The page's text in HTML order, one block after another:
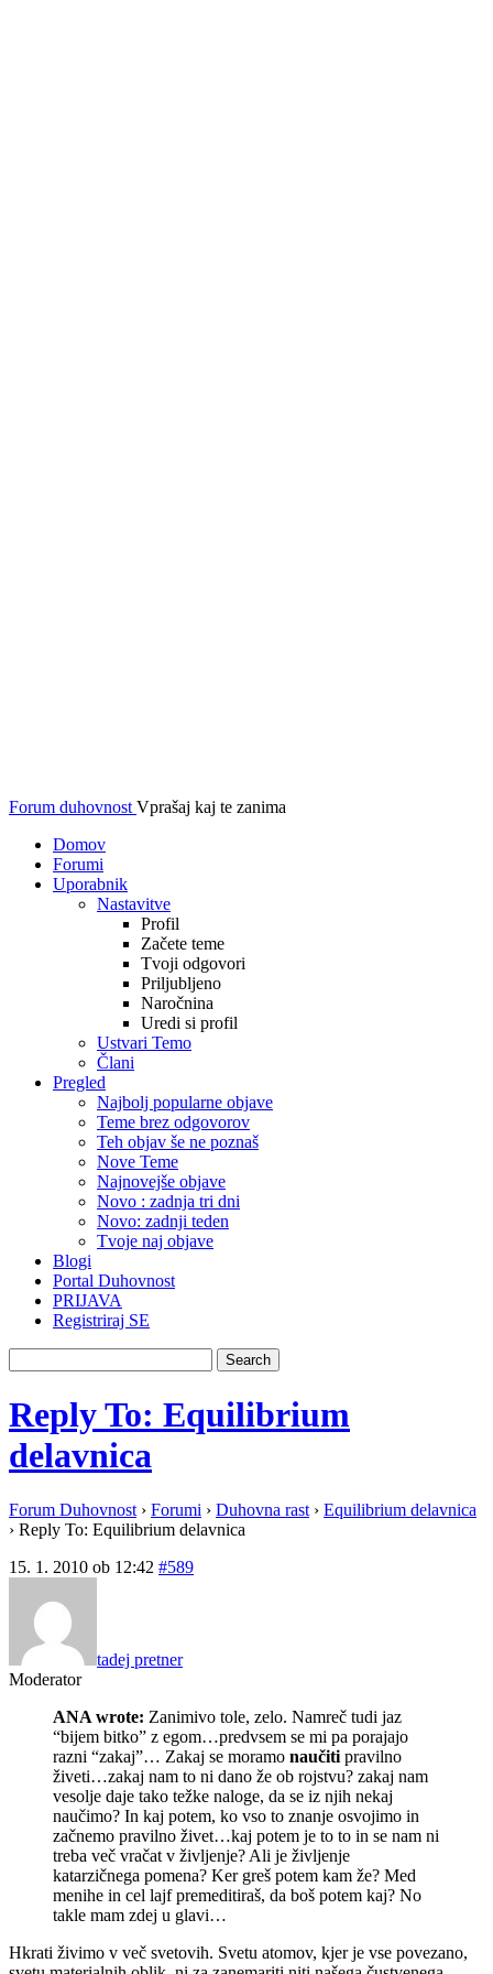
Forum duhovnost Vprašaj kaj te zanima
Domov
Forumi
Uporabnik
Nastavitve
Profil
Začete teme
Tvoji odgovori
Priljubljeno
Naročnina
Uredi si profil
Ustvari Temo
Člani
Pregled
Najbolj popularne objave
Teme brez odgovorov
Teh objav še ne poznaš
Nove Teme
Najnovejše objave
Novo : zadnja tri dni
Novo: zadnji teden
Tvoje naj objave
Blogi
Portal Duhovnost
PRIJAVA
Registriraj SE
Reply To: Equilibrium
delavnica
Forum Duhovnost › Forumi › Duhovna rast › Equilibrium delavnica
› Reply To: Equilibrium delavnica
15. 1. 2010 ob 12:42 #589
tadej pretner
Moderator
ANA wrote: Zanimivo tole, zelo. Namreč tudi jaz
“bijem bitko” z egom…predvsem se mi pa porajajo
razni “zakaj”… Zakaj se moramo naučiti pravilno
živeti…zakaj nam to ni dano že ob rojstvu? zakaj nam
vesolje daje tako težke naloge, da se iz njih nekaj
naučimo? In kaj potem, ko vso to znanje osvojimo in
začnemo pravilno živet…kaj potem je to to in se nam ni
treba več vračat v življenje? Ali je življenje
katarzičnega pomena? Ker greš potem kam že? Med
menihe in cel lajf premeditiraš, da boš potem kaj? No
takle mam zdej u glavi…
Hkrati živimo v več svetovih. Svetu atomov, kjer je vse povezano,